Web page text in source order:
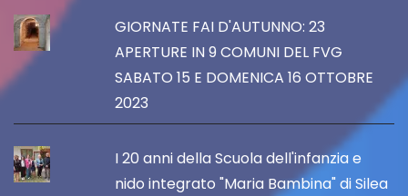
GIORNATE FAI D'AUTUNNO: 23
APERTURE IN 9 COMUNI DEL FVG
SABATO 15 E DOMENICA 16 OTTOBRE
2023
I 20 anni della Scuola dell'infanzia e
nido integrato "Maria Bambina" di Silea